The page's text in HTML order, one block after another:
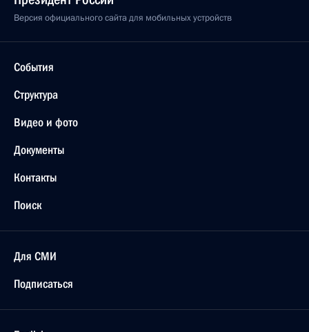
Версия официального сайта для мобильных устройств
События
Структура
Видео и фото
Документы
Контакты
Поиск
Для СМИ
Подписаться